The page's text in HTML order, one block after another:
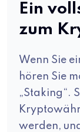
Ein
zum
Wenn Sie
hören Sie
„Staking“.
werden,